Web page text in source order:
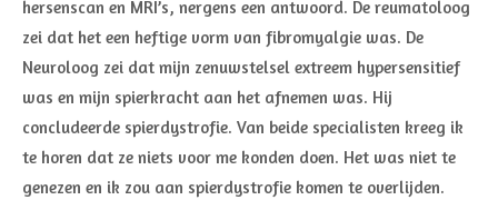
hersenscan en MRI’s, nergens een antwoord. De reumatoloog
zei dat het een heftige vorm van fibromyalgie was. De
Neuroloog zei dat mijn zenuwstelsel extreem hypersensitief
was en mijn spierkracht aan het afnemen was. Hij
concludeerde spierdystrofie. Van beide specialisten kreeg ik
te horen dat ze niets voor me konden doen. Het was niet te
genezen en ik zou aan spierdystrofie komen te overlijden.